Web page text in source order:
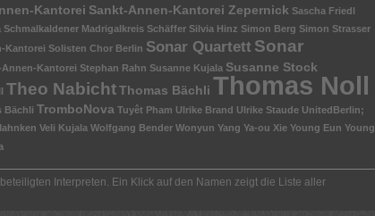
Kantorei Sankt-Annen-Kantorei Zepernick Sascha Friedl
Schmalkaldener Madrigalkreis Schäffer Silvia Hinz Simon Berg Simon Strasser
Kantorei Solisten Chor Berlin Sonar Quartett Sonar
Annen-Kantorei Stephan Rahn Susanne Kujala Susanne Stock
Theo Nabicht Thomas Bächli Thomas Noll
Bächli TromboNova Tuyêt Pham Ulrike Brand Ulrike Staude UnitedBerlin;
Veli Kujala Wolfgang Bender Wonyun Yang Ya-ou Xie Young Eun Young
Interpreten. Ein Klick auf den Namen zeigt die Liste aller